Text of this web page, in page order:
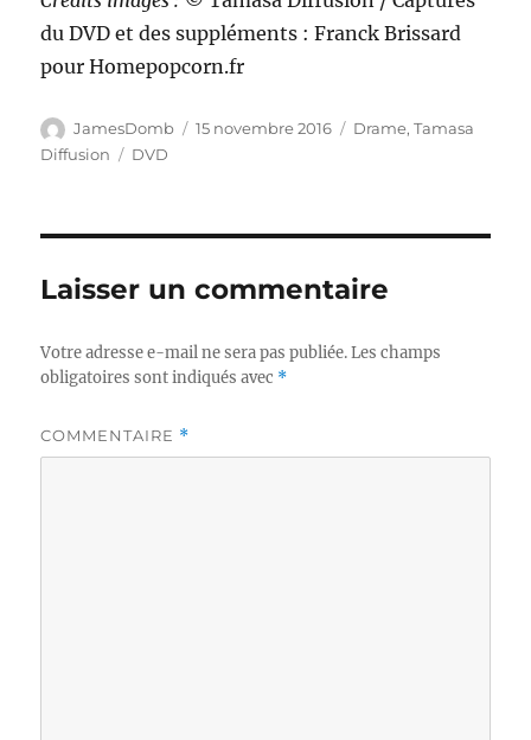
du DVD et des suppléments : Franck Brissard
pour Homepopcorn.fr
Auteur
JamesDomb
Publié
15 novembre 2016 Catégories
Drame,Tamasa
Diffusion
Étiquettes
DVD
Laisser un commentaire
Votre adresse e-mail ne sera pas publiée. Les champs
obligatoires sont indiqués avec *
COMMENTAIRE *